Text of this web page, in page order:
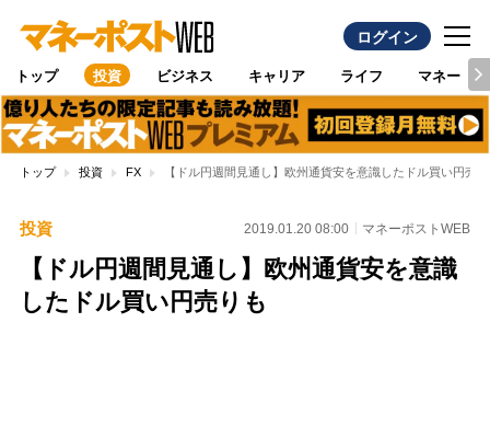
ログイン
トップ 投資 ビジネス キャリア ライフ マネー
トップ 投資 FX 【ドル円週間見通し】欧州通貨安を意識したドル買い円売
投資 2019.01.20 08:00 マネーポストWEB
【ドル円週間見通し】欧州通貨安を意識
したドル買い円売りも